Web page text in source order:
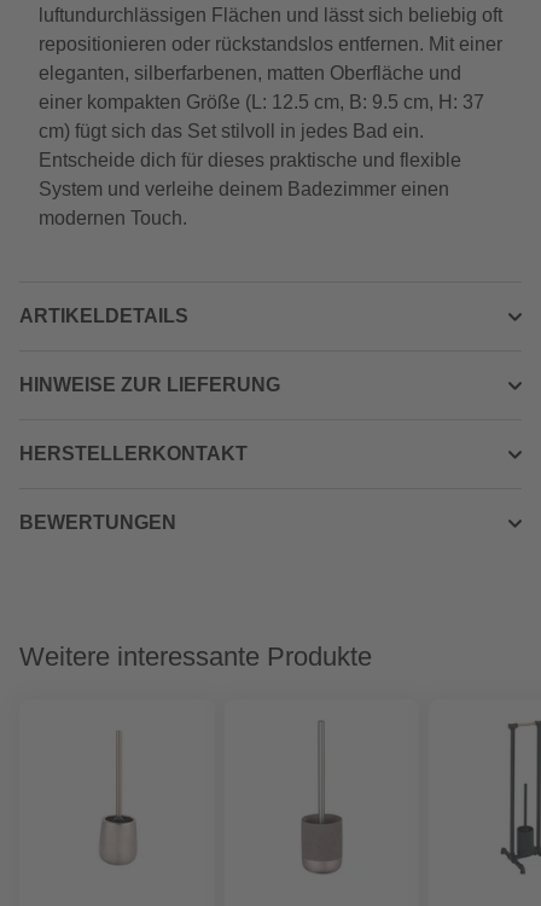
luftundurchlässigen Flächen und lässt sich beliebig oft
repositionieren oder rückstandslos entfernen. Mit einer
eleganten, silberfarbenen, matten Oberfläche und
einer kompakten Größe (L: 12.5 cm, B: 9.5 cm, H: 37
cm) fügt sich das Set stilvoll in jedes Bad ein.
Entscheide dich für dieses praktische und flexible
System und verleihe deinem Badezimmer einen
modernen Touch.
ARTIKELDETAILS
HINWEISE ZUR LIEFERUNG
HERSTELLERKONTAKT
BEWERTUNGEN
Weitere interessante Produkte